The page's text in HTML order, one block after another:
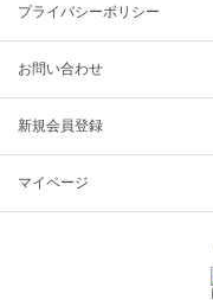
プライバシーポリシー
お問い合わせ
新規会員登録
マイページ